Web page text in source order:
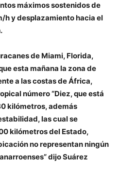
máximos sostenidos de
h y desplazamiento hacia el
de Miami, Florida,
esta mañana la zona de
a las costas de África,
número “Diez, que está
kilómetros, además
las cual se
kilómetros del Estado,
no representan ningún
dijo Suárez